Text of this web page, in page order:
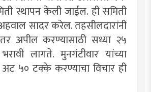
स्थापन केली जाईल. ही समिती
सादर करेल. तहसीलदारांनी
अपील करण्यासाठी सध्या २५
लागते. मुनगंटीवार यांच्या
५० टक्के करण्याचा विचार ही